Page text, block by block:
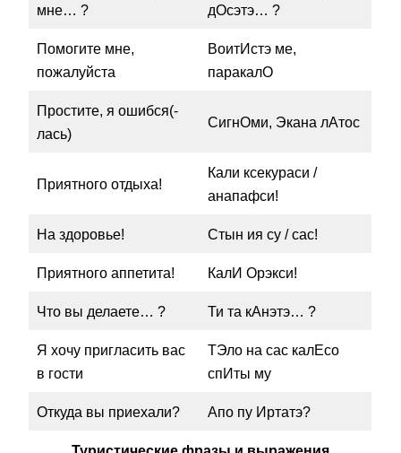
мне… ?
дОсэтэ… ?
Помогите мне,
пожалуйста
ВоитИстэ ме,
паракалО
Простите, я ошибся(-
лась)
СигнОми, Экана лАтос
Приятного отдыха!
Кали ксекураси /
анапафси!
На здоровье! Стын ия су / сас!
Приятного аппетита! КалИ Орэкси!
Что вы делаете… ? Ти та кАнэтэ… ?
Я хочу пригласить вас
в гости
ТЭло на сас калЕсо
спИты му
Откуда вы приехали? Апо пу Иртатэ?